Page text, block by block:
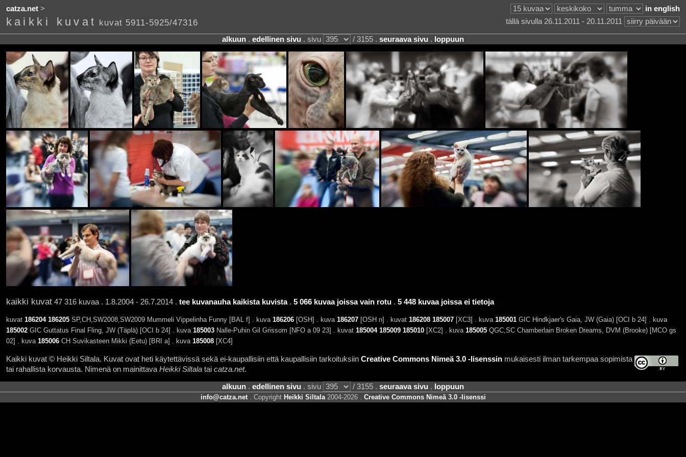
catza.net> in english
kaikki kuvat kuvat 5911-5925/47316 tällä sivulla 26.11.2011 - 20.11.2011
alkuun . edellinen sivu . sivu / 3155 . seuraava sivu . loppuun
kaikki kuvat47 316 kuvaa . 1.8.2004 - 26.7.2014 . tee kuvanauha kaikista kuvista. 5 066 kuvaa joissa vain rotu. 5 448 kuvaa joissa ei tietoja
kuvat 186204 186205SP,CH,SW2008,SW2009 Mummeli Vippelinha Funny [BAL f] . kuva 186206[OSH] . kuva 186207[OSH n] . kuvat 186208 185007[XC3] . kuva 185001GIC Hindkjaer's Gaia, JW (Gaia) [OCI b 24] . kuva
185002GIC Guttatus Final Fling, JW (Täplä) [OCI b 24] . kuva 185003Nalle-Puhin Gil Grissom [NFO a 09 23] . kuvat 185004 185009 185010[XC2] . kuva 185005QGC,SC Chamberlain Broken Dreams, DVM (Brooke) [MCO gs
02] . kuva 185006CH Suvikasteen Mikki (Eetu) [BRI a] . kuva 185008[XC4]
Kaikki kuvat © Heikki Siltala. Kuvat ovat heti käytettävissä sekä ei-kaupallisiin että kaupallisiin tarkoituksiin Creative Commons Nimeä 3.0 -lisenssinmukaisesti ilman tarkempaa sopimista
tai rahallista korvausta. Nimenä on mainittava Heikki Siltalatai catza.net.
alkuun . edellinen sivu . sivu / 3155 . seuraava sivu . loppuun
info@catza.net. Copyright Heikki Siltala2004-2026 . Creative Commons Nimeä 3.0 -lisenssi